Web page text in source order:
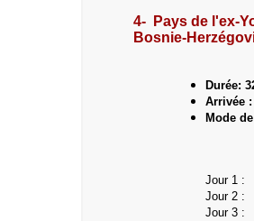
4- Pays de l'ex-
Bosnie-
Durée:
Arrivée
Mode
Jour 1 :
Jour 2 :
Jour 3 :